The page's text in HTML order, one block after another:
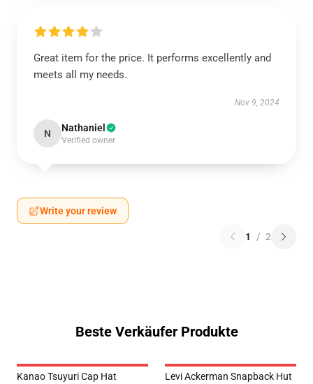
Great item for the price. It performs excellently and
meets all my needs.
Nov 9, 2024
N Nathaniel
Verified owner
Write your review
1 / 2
Beste Verkäufer Produkte
Kanao Tsuyuri Cap Hat
Levi Ackerman Snapback Hut